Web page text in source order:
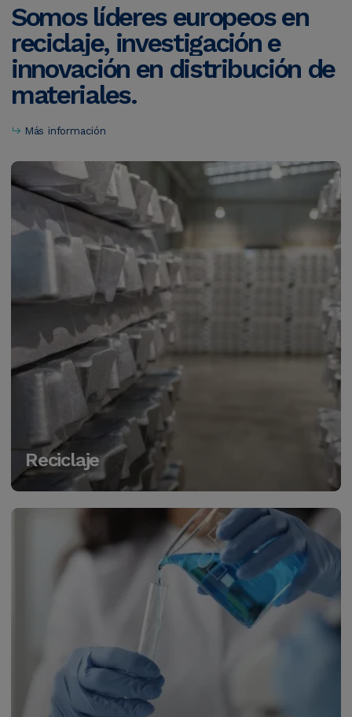
Somos líderes europeosen
reciclaje, investigación e
innovación en distribución de
materiales.
Más información
Reciclaje